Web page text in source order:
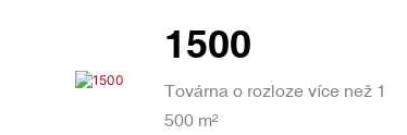
1500
Továrna o rozloze více než 1
500 m²